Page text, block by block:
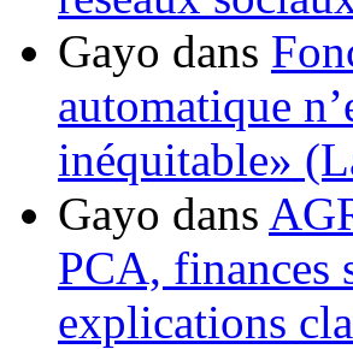
Gayo dans
automatique
inéquitable»
Gayo dans
PCA, finances
explications